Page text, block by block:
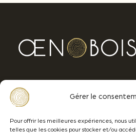
Gérer le
Pour offrir les meilleures expériences, nous
telles que les cookies pour stocker et/ou
+33 (0)5 57 77 92 92